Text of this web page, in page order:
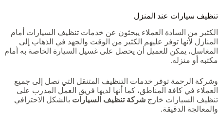
تنظيف سيارات عند المنزل
الكثير من السادة العملاء يبحثون عن خدمات تنظيف السيارات أمام
المنازل لأنها توفر عليهم الكثير من الوقت والجهد في الذهاب إلى
المغاسل، يمكن للعميل أن يحصل على غسيل السيارة الخاصة به أمام
مكتبه أو منزله.
وشركة الرحمة توفر خدمات التنظيف المتنقل التي تصل إلى جميع
العملاء في كافة المناطق، كما أنها لديها فريق العمل المدرب على
تنظيف السيارات خارج شركة تنظيف السيارات بالشكل الاحترافي
والمعالجة الدقيقة.